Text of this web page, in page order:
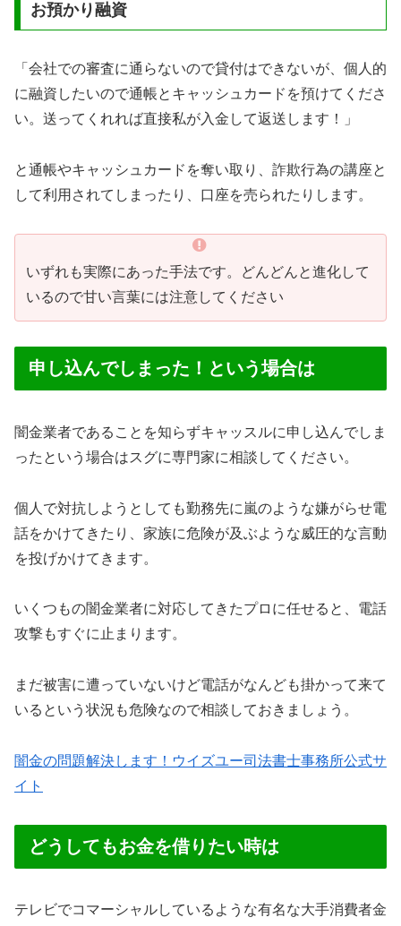
お預かり融資
「会社での審査に通らないので貸付はできないが、個人的
に融資したいので通帳とキャッシュカードを預けてくださ
い。送ってくれれば直接私が入金して返送します！」
と通帳やキャッシュカードを奪い取り、詐欺行為の講座と
して利用されてしまったり、口座を売られたりします。
いずれも実際にあった手法です。どんどんと進化して
いるので甘い言葉には注意してください
申し込んでしまった！という場合は
闇金業者であることを知らずキャッスルに申し込んでしま
ったという場合はスグに専門家に相談してください。
個人で対抗しようとしても勤務先に嵐のような嫌がらせ電
話をかけてきたり、家族に危険が及ぶような威圧的な言動
を投げかけてきます。
いくつもの闇金業者に対応してきたプロに任せると、電話
攻撃もすぐに止まります。
まだ被害に遭っていないけど電話がなんども掛かって来て
いるという状況も危険なので相談しておきましょう。
闇金の問題解決します！ウイズユー司法書士事務所公式サ
イト
どうしてもお金を借りたい時は
テレビでコマーシャルしているような有名な大手消費者金